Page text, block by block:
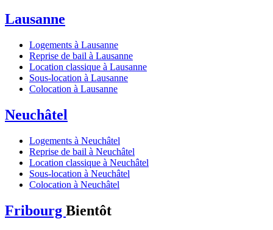
Lausanne
Logements à Lausanne
Reprise de bail à Lausanne
Location classique à Lausanne
Sous-location à Lausanne
Colocation à Lausanne
Neuchâtel
Logements à Neuchâtel
Reprise de bail à Neuchâtel
Location classique à Neuchâtel
Sous-location à Neuchâtel
Colocation à Neuchâtel
Fribourg Bientôt